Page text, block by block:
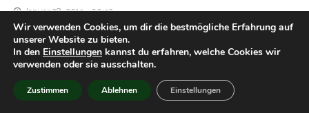
Januar 28, 2013 - 00:32
Hmm aber gegen ein gutes Licher kommt das doch nicht
an, oder?
HIACYNTA
Wir verwenden Cookies, um dir die bestmögliche Erfahrung auf
unserer Website zu bieten.
In den Einstellungen kannst du erfahren, welche Cookies wir
verwenden oder sie ausschalten.
Zustimmen Ablehnen Einstellungen